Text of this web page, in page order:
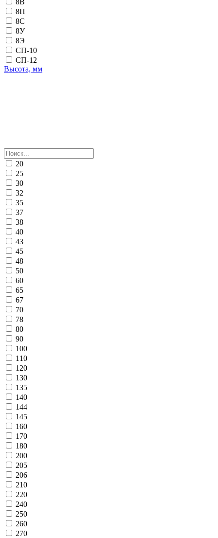
8П
8С
8У
8Э
СП-10
СП-12
Высота, мм
20
25
30
32
35
37
38
40
43
45
48
50
60
65
67
70
78
80
90
100
110
120
130
135
140
144
145
160
170
180
200
205
206
210
220
240
250
260
270